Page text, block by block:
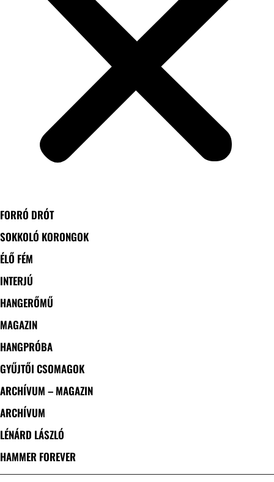
FORRÓ DRÓT
SOKKOLÓ KORONGOK
ÉLŐ FÉM
INTERJÚ
HANGERŐMŰ
MAGAZIN
HANGPRÓBA
GYŰJTŐI CSOMAGOK
ARCHÍVUM – MAGAZIN
ARCHÍVUM
LÉNÁRD LÁSZLÓ
HAMMER FOREVER